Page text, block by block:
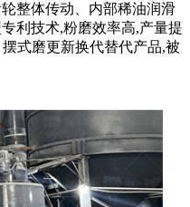
整体传动、内部稀油润滑
利技术,粉磨效率高,产量提
式磨更新换代替代产品,被